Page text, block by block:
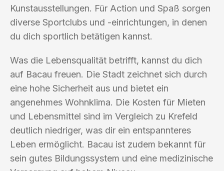
Kunstausstellungen. Für Action und Spaß sorgen
diverse Sportclubs und -einrichtungen, in denen
du dich sportlich betätigen kannst.
Was die Lebensqualität betrifft, kannst du dich
auf Bacau freuen. Die Stadt zeichnet sich durch
eine hohe Sicherheit aus und bietet ein
angenehmes Wohnklima. Die Kosten für Mieten
und Lebensmittel sind im Vergleich zu Krefeld
deutlich niedriger, was dir ein entspannteres
Leben ermöglicht. Bacau ist zudem bekannt für
sein gutes Bildungssystem und eine medizinische